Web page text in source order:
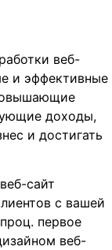
веб-
и эффективные
доходы,
и достигать
сайт
с вашей
первое
веб-